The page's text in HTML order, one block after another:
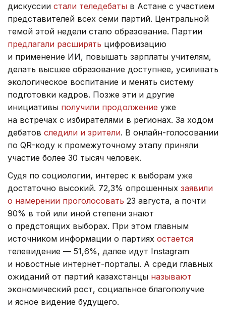
дискуссии стали теледебаты в Астане с участием
представителей всех семи партий. Центральной
темой этой недели стало образование. Партии
предлагали расширять цифровизацию
и применение ИИ, повышать зарплаты учителям,
делать высшее образование доступнее, усиливать
экологическое воспитание и менять систему
подготовки кадров. Позже эти и другие
инициативы получили продолжение уже
на встречах с избирателями в регионах. За ходом
дебатов следили и зрители. В онлайн-голосовании
по QR-коду к промежуточному этапу приняли
участие более 30 тысяч человек.
Судя по социологии, интерес к выборам уже
достаточно высокий. 72,3% опрошенных заявили
о намерении проголосовать 23 августа, а почти
90% в той или иной степени знают
о предстоящих выборах. При этом главным
источником информации о партиях остается
телевидение — 51,6%, далее идут Instagram
и новостные интернет-порталы. А среди главных
ожиданий от партий казахстанцы называют
экономический рост, социальное благополучие
и ясное видение будущего.